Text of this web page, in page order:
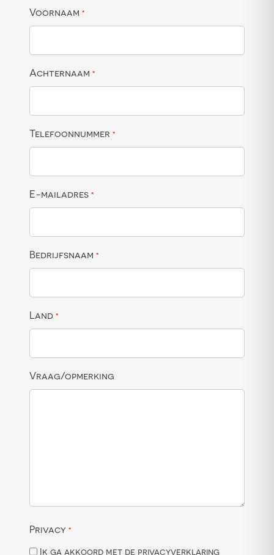
Voornaam *
Achternaam *
Telefoonnummer *
E-mailadres *
Bedrijfsnaam *
Land *
Vraag/opmerking
Privacy *
Ik ga akkoord met de privacyverklaring